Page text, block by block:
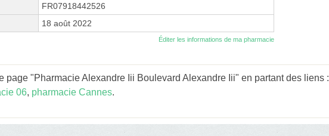
FR07918442526
18 août 2022
Éditer les informations de ma pharmacie
page "Pharmacie Alexandre Iii Boulevard Alexandre Iii" en partant des liens :
06, pharmacie Cannes.